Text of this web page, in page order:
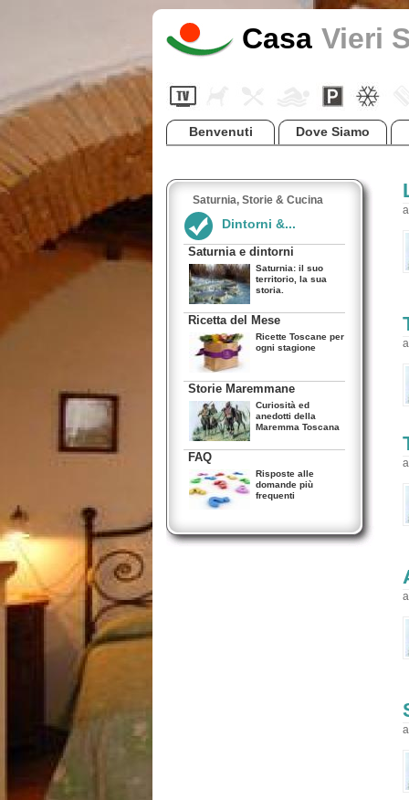
Casa Vieri
Benvenuti Dove Siamo
Saturnia, Storie & Cucina
Dintorni &...
Saturnia e dintorni
Saturnia: il suo
territorio, la sua
storia.
Ricetta del Mese
Ricette Toscane per
ogni stagione
Storie Maremmane
Curiosità ed
anedotti della
Maremma Toscana
FAQ
Risposte alle
domande più
frequenti